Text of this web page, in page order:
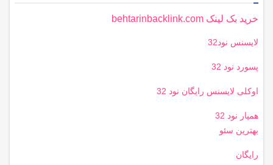
خرید بک لینک behtarinbacklink.com
لایسنس نود32
پسورد نود 32
اوکلی لایسنس رایگان نود 32
همیار نود 32
بهترین سئو
رایگان